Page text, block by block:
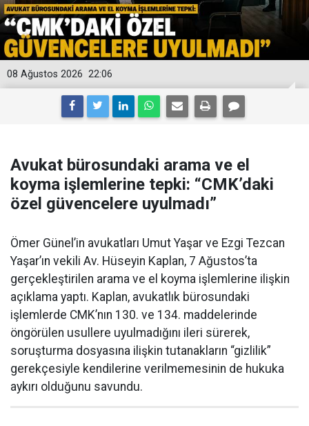
22:06
08 Ağustos 2026
Avukat bürosundaki arama ve el
koyma işlemlerine tepki: “CMK’daki
özel güvencelere uyulmadı”
Ömer Günel’in avukatları Umut Yaşar ve Ezgi Tezcan
Yaşar’ın vekili Av. Hüseyin Kaplan, 7 Ağustos’ta
gerçekleştirilen arama ve el koyma işlemlerine ilişkin
açıklama yaptı. Kaplan, avukatlık bürosundaki
işlemlerde CMK’nın 130. ve 134. maddelerinde
öngörülen usullere uyulmadığını ileri sürerek,
soruşturma dosyasına ilişkin tutanakların “gizlilik”
gerekçesiyle kendilerine verilmemesinin de hukuka
aykırı olduğunu savundu.